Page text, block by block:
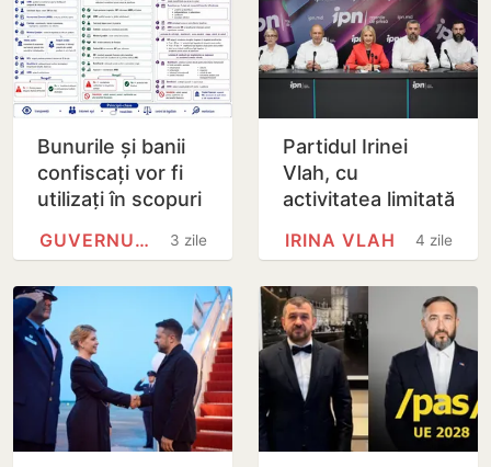
Bunurile și banii
confiscați vor fi
utilizați în scopuri
interes public
3 zile
GUVERNUL REPUBLICII MOLDOVA
Partidul Irinei
Vlah, cu
activitatea limitată
Curtea de Apel a
4 zile
IRINA VLAH